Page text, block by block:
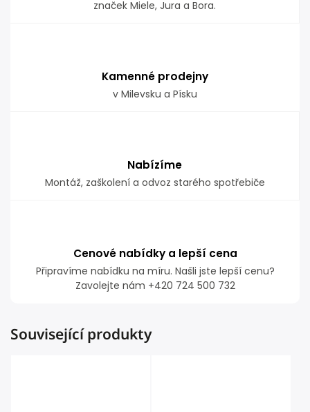
značek Miele, Jura a Bora.
Kamenné prodejny
v Milevsku a Písku
Nabízíme
Montáž, zaškolení a odvoz starého spotřebiče
Cenové nabídky a lepší cena
Připravíme nabídku na míru. Našli jste lepší cenu?
Zavolejte nám +420 724 500 732
Související produkty